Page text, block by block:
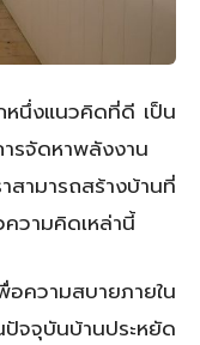
หนึ่งแนวคิดที่ดี เป็น
ารจัดหาพลังงาน
มารถสร้างบ้านที่
วามคิดเหล่านี้
ความสบายภายใน
จุบันบ้านประหยัด